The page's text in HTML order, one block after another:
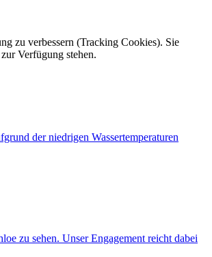
der niedrigen Wassertemperaturen
zu sehen. Unser Engagement reicht dabei
zu verbessern (Tracking Cookies). Sie
Verfügung stehen.